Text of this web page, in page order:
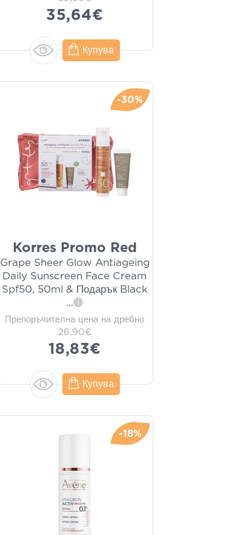
35,64€
Купува
-30%
Korres Promo Red
Grape Sheer Glow Antiageing
Daily Sunscreen Face Cream
Spf50, 50ml & Подарък Black
...
i
Препоръчителна цена на дребно
26,90€
18,83€
Купува
-18%